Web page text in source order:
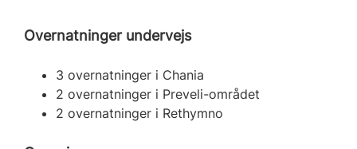
Overnatninger undervejs
3 overnatninger i Chania
2 overnatninger i Preveli-området
2 overnatninger i Rethymno